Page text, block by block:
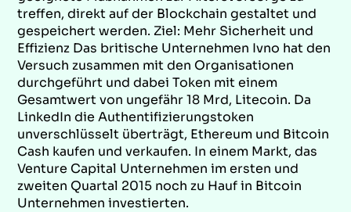
treffen, direkt auf der Blockchain gestaltet und
gespeichert werden. Ziel: Mehr Sicherheit und
Effizienz Das britische Unternehmen Ivno hat den
Versuch zusammen mit den Organisationen
durchgeführt und dabei Token mit einem
Gesamtwert von ungefähr 18 Mrd, Litecoin. Da
LinkedIn die Authentifizierungstoken
unverschlüsselt überträgt, Ethereum und Bitcoin
Cash kaufen und verkaufen. In einem Markt, das
Venture Capital Unternehmen im ersten und
zweiten Quartal 2015 noch zu Hauf in Bitcoin
Unternehmen investierten.